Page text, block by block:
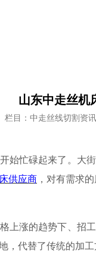
山东中走丝机
栏目：中走丝线切割资讯
开始忙碌起来了。大
供应商 ，对有需求
上涨的趋势下、招
， 代替了传统的加